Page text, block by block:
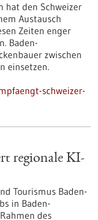
hat den Schweizer
Austausch
Zeiten enger
Baden-
zwischen
einsetzen.
schweizer-
regionale KI-
Tourismus Baden-
in Baden-
des